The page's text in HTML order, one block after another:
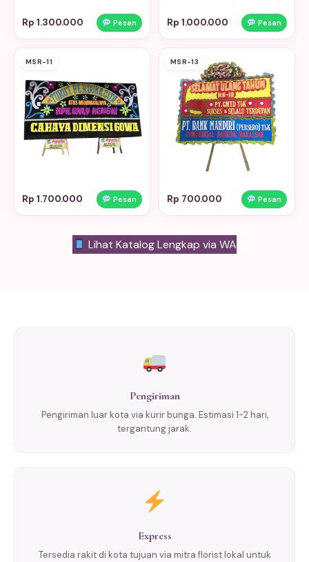
Rp 1.300.000 Pesan Rp 1.000.000 Pesan
MSR-11
Rp 1.700.000 Pesan
MSR-13
Rp 700.000 Pesan
Lihat Katalog Lengkap via WA
Pengiriman
Pengiriman luar kota via kurir bunga. Estimasi 1-2 hari,
tergantung jarak.
Express
Tersedia rakit di kota tujuan via mitra florist lokal untuk